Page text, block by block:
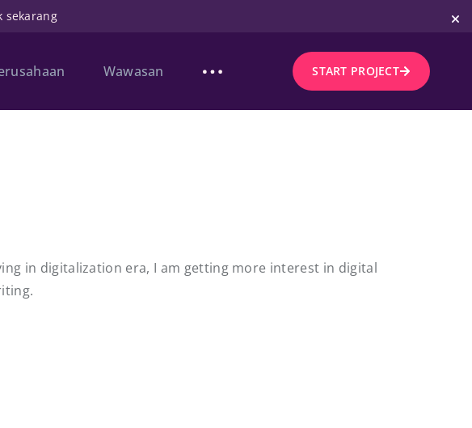
sekarang
Wawasan START PROJECT
in digitalization era, I am getting more interest in digital